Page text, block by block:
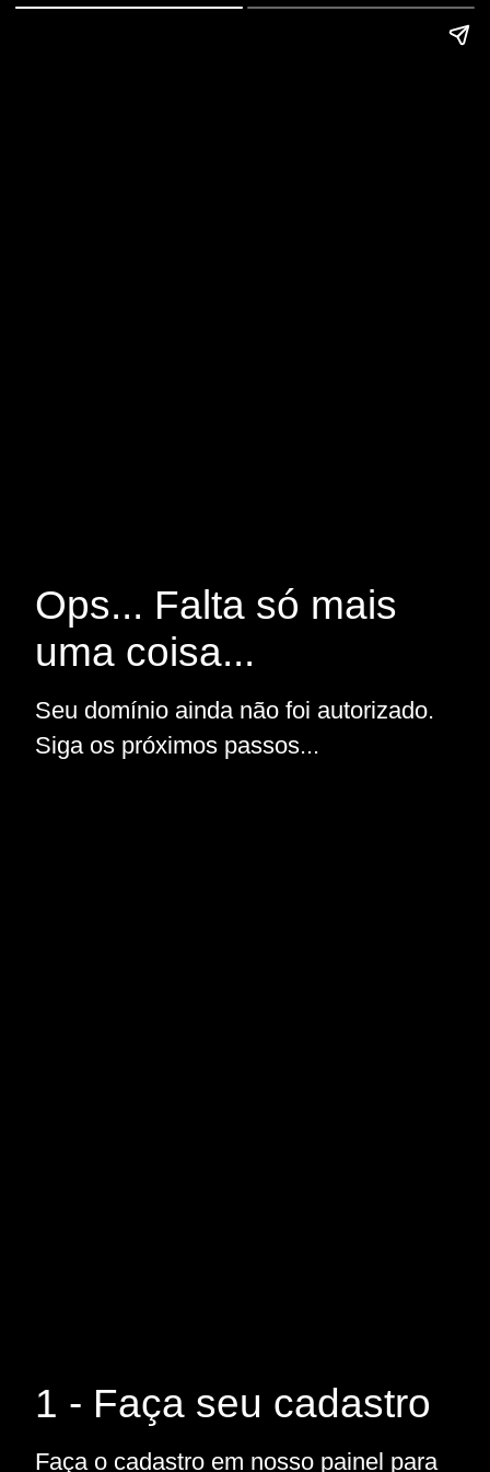
Ops... Falta só mais
uma coisa...
Seu domínio ainda não foi autorizado.
Siga os próximos passos...
1 - Faça seu cadastro
Faça o cadastro em nosso painel para